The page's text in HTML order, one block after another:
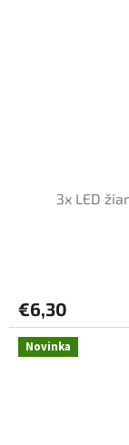
3x LED
€6,30
Novinka